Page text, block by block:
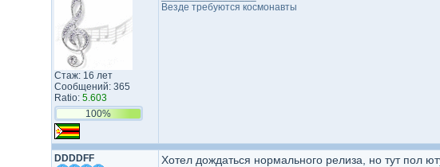
Стаж: 16 лет
Сообщений: 365
Ratio: 5.603
100%
Везде требуются космонавты
DDDDFF Хотел дождаться нормального релиза, но тут пол